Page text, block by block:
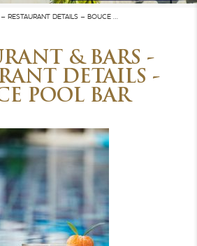
RESTAURANT DETAILS – BOUCE …
& BARS -
DETAILS -
POOL BAR